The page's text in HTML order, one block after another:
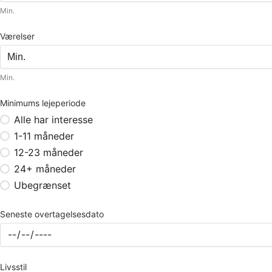
Min.
Værelser
Min.
Minimums lejeperiode
Alle har interesse
1-11 måneder
12-23 måneder
24+ måneder
Ubegrænset
Seneste overtagelsesdato
Livsstil